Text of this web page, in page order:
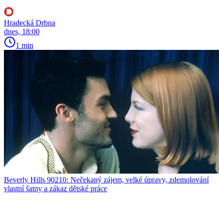
Hradecká Drbna
dnes, 18:00
1 min
Beverly Hills 90210: Nečekaný zájem, velké úpravy, zdemolování
vlastní šatny a zákaz dětské práce